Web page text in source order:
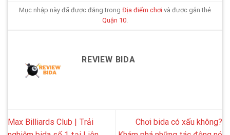
Mục nhập này đã được đăng trong Địa điểm chơi và được gắn thẻ
Quận 10.
REVIEW BIDA
Max Billiards Club | Trải
Chơi bida có xấu không?